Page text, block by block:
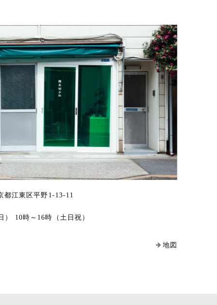
都江東区平野1-13-11
） 10時～16時（土日祝）
地図